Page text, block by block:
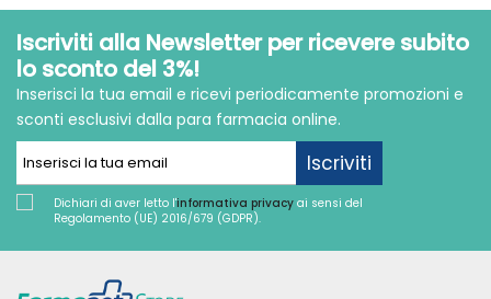
Iscriviti alla Newsletter per ricevere subito
lo sconto del 3%!
Inserisci la tua email e ricevi periodicamente promozioni e
sconti esclusivi dalla para farmacia online.
Iscriviti
Dichiari di aver letto l'informativa privacy ai sensi del
Regolamento (UE) 2016/679 (GDPR).